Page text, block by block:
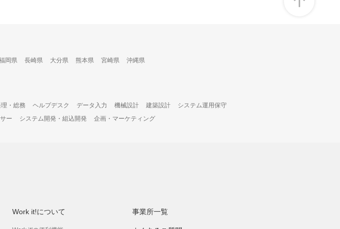
岡県 長崎県 大分県 熊本県 宮崎県 沖縄県
・総務 ヘルプデスク データ入力 機械設計 建築設計
システム運用保守
ー システム開発・組込開発 企画・マーケティング
Work it!について 事業所一覧